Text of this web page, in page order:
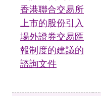
香港聯合交易所
上市的股份引入
場外證券交易匯
報制度的建議的
諮詢文件